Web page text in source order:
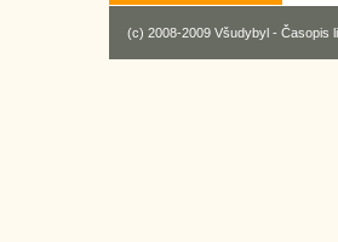
(c) 2008-2009 Všudybyl - Časopis